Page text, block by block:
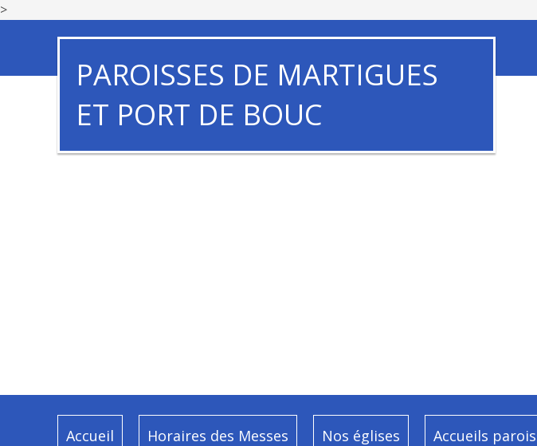
>
PAROISSES DE MARTIGUES
ET PORT DE BOUC
Accueil Horaires des Messes Nos églises Accueils